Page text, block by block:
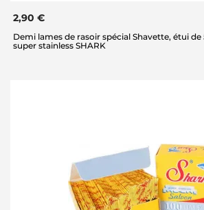
2,90 €
Demi lames de rasoir spécial Shavette, étui
super stainless SHARK